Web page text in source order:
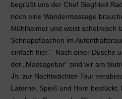
begrüßt uns der Chef Siegfried
noch eine Wandermassage
Mühlheimer und weist schelmisch
Schnapsflaschen im
einfach hier.“ Nach einer Dusche
der „Massagebar“ sind wir am
Jh. zur Nachtwächter-Tour
Laterne, Spieß und Horn